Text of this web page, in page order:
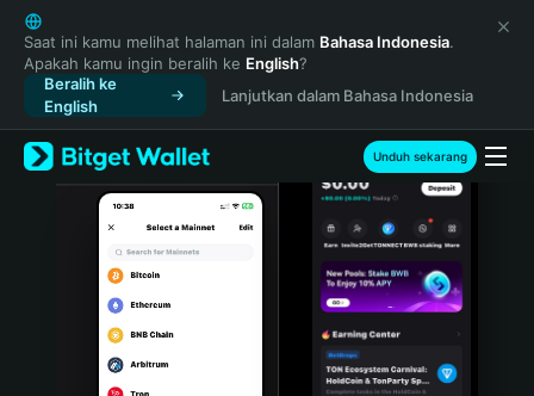
English
日本語
Tiếng Việt
Русский
Español (Latinoamérica)
Türkçe
Italiano
Português (Portugal)
Bahasa Indonesia
Saat ini kamu melihat halaman ini dalam Bahasa Indonesia.
Apakah kamu ingin beralih ke English?
Beralih ke
English
Lanjutkan dalam Bahasa Indonesia
Unduh sekarang